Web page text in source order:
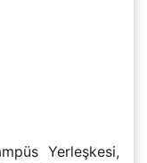
Yerleşkesi,